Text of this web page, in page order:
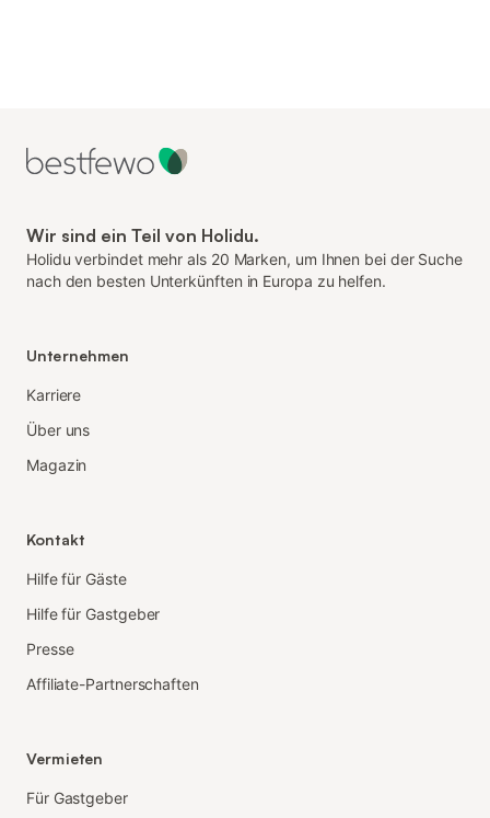
Wir sind ein Teil von Holidu.
Holidu verbindet mehr als 20 Marken, um Ihnen bei der Suche
nach den besten Unterkünften in Europa zu helfen.
Unternehmen
Karriere
Über uns
Magazin
Kontakt
Hilfe für Gäste
Hilfe für Gastgeber
Presse
Affiliate-Partnerschaften
Vermieten
Für Gastgeber